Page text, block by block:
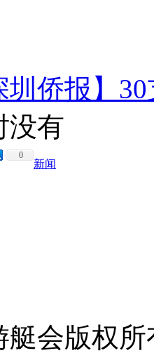
圳侨报】
没有
0
新闻
艇会版权所